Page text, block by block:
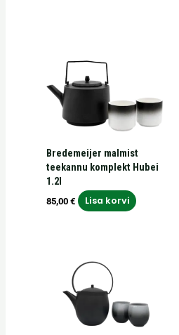
Bredemeijer malmist
teekannu komplekt Hubei
1.2l
85,00€ Lisa korvi